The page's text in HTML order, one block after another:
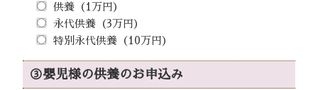
供養（1万円）
永代供養（3万円）
特別永代供養（10万円）
③嬰児様の供養のお申込み